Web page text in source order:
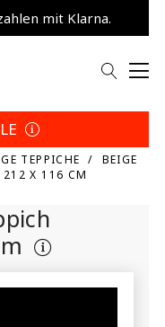
Wahlmit Klarna.
TEPPICHE
BEIGE
212 X 116 CM